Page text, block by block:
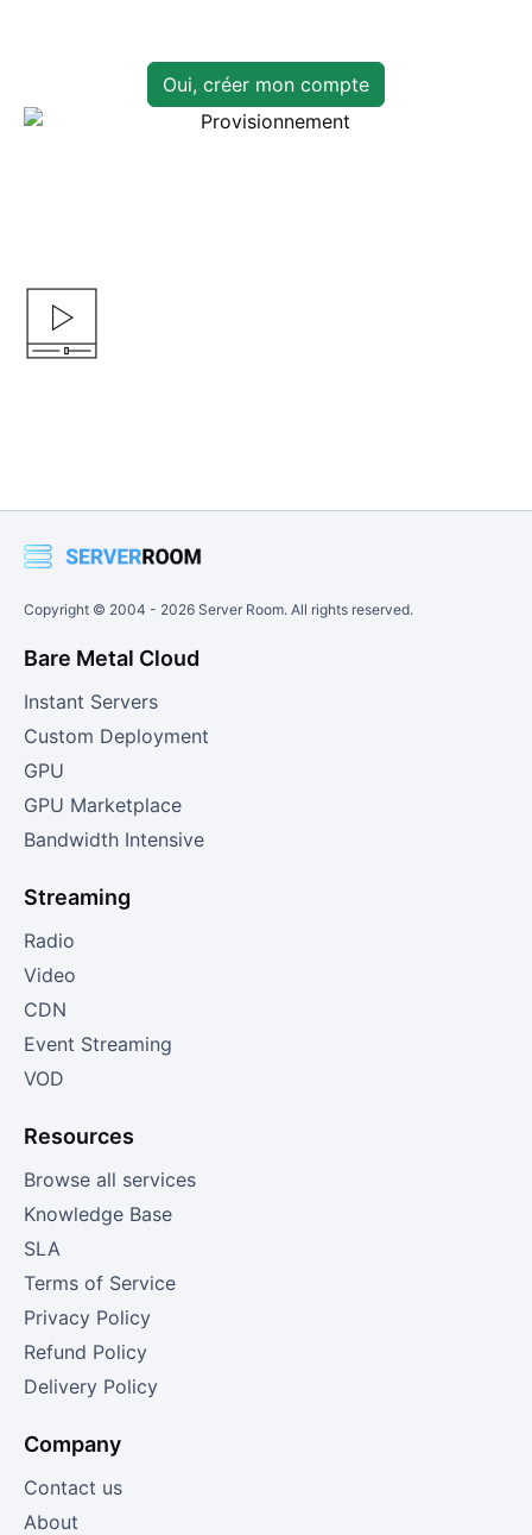
Oui, créer mon compte
Copyright © 2004 - 2026 Server Room. All rights reserved.
Bare Metal Cloud
Instant Servers
Custom Deployment
GPU
GPU Marketplace
Bandwidth Intensive
Streaming
Radio
Video
CDN
Event Streaming
VOD
Resources
Browse all services
Knowledge Base
SLA
Terms of Service
Privacy Policy
Refund Policy
Delivery Policy
Company
Contact us
About